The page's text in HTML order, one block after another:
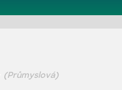
(Průmyslová)